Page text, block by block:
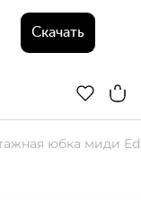
Скачать
юбка миди